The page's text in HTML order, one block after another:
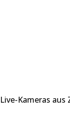
Kameras aus